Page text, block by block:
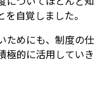
自覚しました。
ためにも、制度の仕
極的に活用していき